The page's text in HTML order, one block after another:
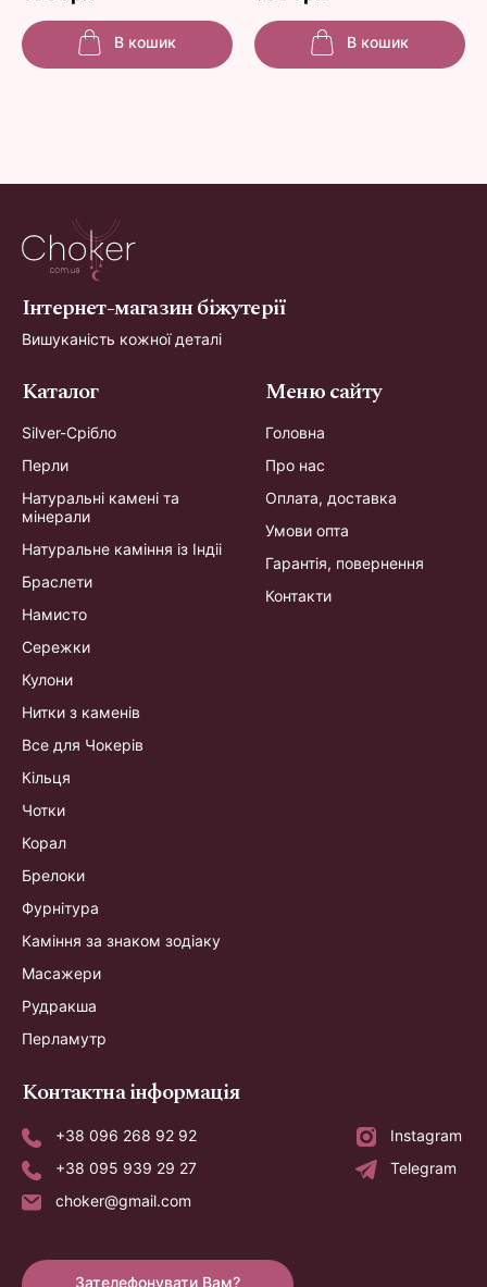
В кошик В кошик
Інтернет-магазин біжутерії
Вишуканість кожної деталі
Каталог
Silver-Срібло
Перли
Натуральні камені та
мінерали
Натуральне каміння із Індіі
Браслети
Намисто
Сережки
Кулони
Нитки з каменів
Все для Чокерів
Кільця
Чотки
Корал
Брелоки
Фурнітура
Каміння за знаком зодіаку
Масажери
Рудракша
Перламутр
Меню сайту
Головна
Про нас
Оплата, доставка
Умови опта
Гарантія, повернення
Контакти
Контактна інформація
+38 096 268 92 92
Instagram
+38 095 939 29 27
Telegram
choker@gmail.com
Зателефонувати Вам?